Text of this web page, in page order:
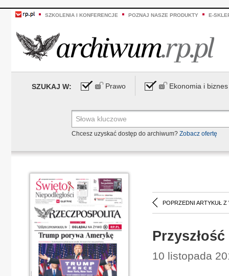
SZKOLENIA I KONFERENCJE POZNAJ NASZE PRODUKTY E-
SZUKAJ W: Prawo Ekonomia i biznes
Chcesz uzyskać dostęp do archiwum? Zobacz ofertę
POPRZEDNI ARTYKUŁ Z
10 listopada